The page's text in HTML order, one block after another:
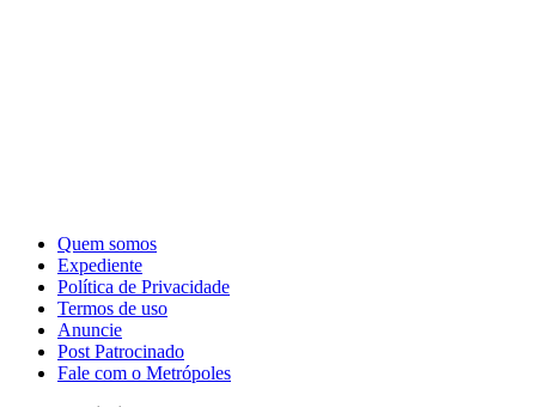
Quem somos
Expediente
Política de Privacidade
Termos de uso
Anuncie
Post Patrocinado
Fale com o Metrópoles